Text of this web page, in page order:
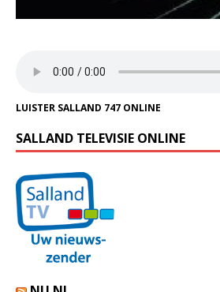
LUISTER SALLAND 747 ONLINE
SALLAND TELEVISIE ONLINE